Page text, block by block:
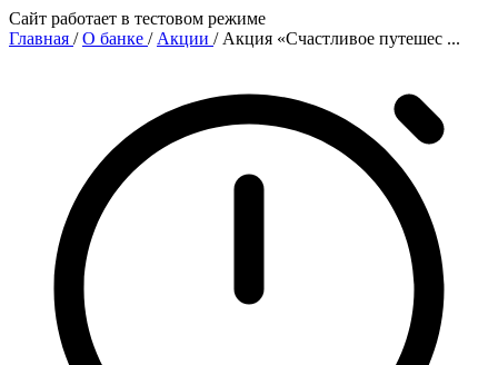
Сайт работает в тестовом режиме
Главная / О банке / Акции /Акция «Счастливое путешес ...